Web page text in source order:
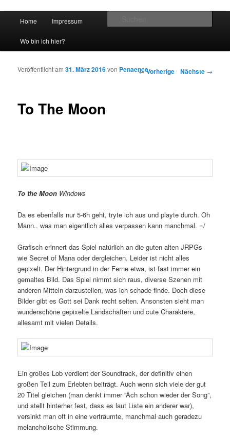
vidgames.de
Zum Inhalt wechseln
Zum sekundären Inhalt wechseln
Home Impressum
Wo bin ich hier?
Artikelnavigation
←Vorherige Nächste →
To The Moon
Veröffentlicht am31. März 2016von Penaence
To the Moon Windows
Da es ebenfalls nur 5-6h geht, tryte ich aus und playte durch. Oh
Mann.. was man eigentlich alles verpassen kann manchmal. =/
Grafisch erinnert das Spiel natürlich an die guten alten JRPGs
wie Secret of Mana oder dergleichen. Leider ist nicht alles
gepixelt. Der Hintergrund in der Ferne etwa, ist fast immer ein
gemaltes Bild. Das Spiel nimmt sich raus, diverse Szenen mit
anderen Mitteln darzustellen, was ich schade finde. Doch diese
Bilder gibt es Gott sei Dank recht selten. Ansonsten sieht man
wunderschöne gepixelte Landschaften und cute Charaktere,
allesamt mit vielen Details.
Ein großes Lob verdient der Soundtrack, der definitiv einen
großen Teil zum Erlebten beiträgt. Auch wenn sich viele der gut
20 Titel gleichen (man denkt immer “Ach schon wieder der Song”,
und stellt hinterher fest, dass es laut Liste ein anderer war),
versinkt man oft in eine verträumte, manchmal auch geradezu
melancholische Stimmung.